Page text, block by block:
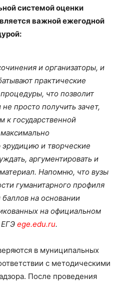
системой оценки
важной ежегодной
и организаторы, и
практические
что позволит
просто получить зачет,
к государственной
и творческие
аргументировать и
Напомню, что вузы
гуманитарного профиля
баллов на основании
на официальном
ege.edu.ru.
в муниципальных
с методическими
После проведения